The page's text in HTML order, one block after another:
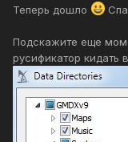
Теперь дошло
Подскажите еще
русификатор кидать